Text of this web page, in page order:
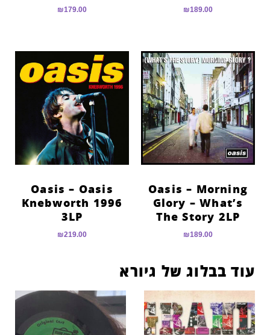
₪189.00
₪179.00
Oasis – Morning
Glory – What’s
The Story 2LP
₪189.00
Oasis – Oasis
Knebworth 1996
3LP
₪219.00
עוד בבלוג של גיורא